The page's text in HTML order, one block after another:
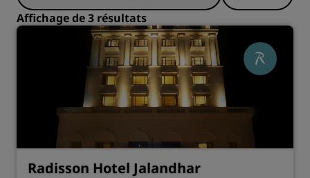
Affichage de 3 résultats
Radisson Hotel Jalandhar